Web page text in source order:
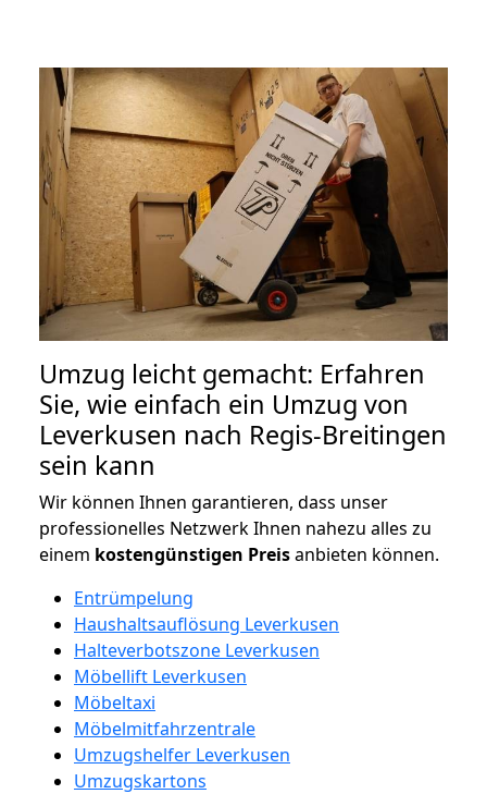
Umzug leicht gemacht: Erfahren
Sie, wie einfach ein Umzug von
Leverkusen nach Regis-Breitingen
sein kann
Wir können Ihnen garantieren, dass unser
professionelles Netzwerk Ihnen nahezu alles zu
einem kostengünstigen Preisanbieten können.
Entrümpelung
Haushaltsauflösung Leverkusen
Halteverbotszone Leverkusen
Möbellift Leverkusen
Möbeltaxi
Möbelmitfahrzentrale
Umzugshelfer Leverkusen
Umzugskartons